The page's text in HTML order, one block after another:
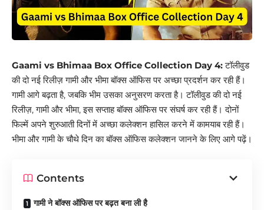
Gaami vs Bhimaa Box Office Collection Day 4:टॉलीवुड
की दो नई रिलीज़ गामी और भीमा बॉक्स ऑफिस पर अच्छा प्रदर्शन कर रही हैं।
गामी आगे बढ़ता है, जबकि भीम उसका अनुसरण करता है। टॉलीवुड की दो नई
रिलीज़, गामी और भीमा, इस सप्ताह बॉक्स ऑफिस पर संघर्ष कर रही हैं। दोनों
फिल्में अपने शुरुआती दिनों में अच्छा कलेक्शन हासिल करने में कामयाब रही हैं।
भीमा और गामी के चौथे दिन का बॉक्स ऑफिस कलेक्शन जानने के लिए आगे पढ़ें।
Contents
गामी ने बॉक्स ऑफिस पर बढ़त बना ली है